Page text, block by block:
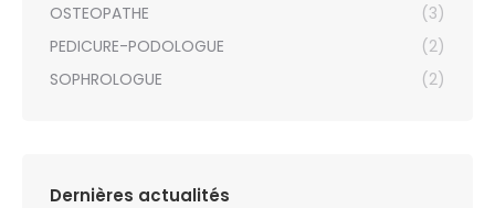
OSTEOPATHE
(3)
PEDICURE-PODOLOGUE
(2)
SOPHROLOGUE
(2)
Dernières actualités